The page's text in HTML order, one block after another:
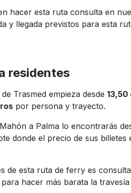
hacer esta ruta consulta en
y llegada previstos para esta
residentes
Trasmed empieza desde 13,50
por persona y trayecto.
a Palma lo encontrarás
donde el precio de sus billetes
de esta ruta de ferry es
hacer más barata la